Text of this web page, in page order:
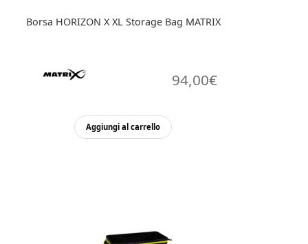
Borsa HORIZON X XL Storage Bag MATRIX
94,00€
Aggiungi al carrello